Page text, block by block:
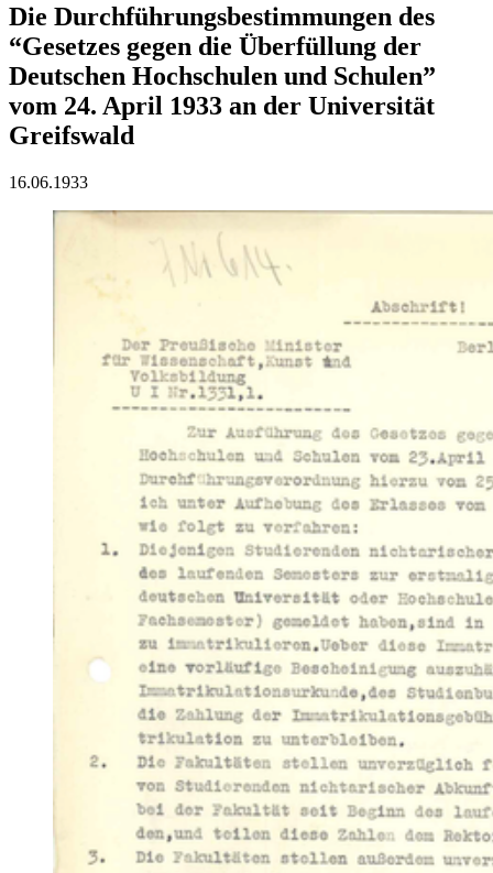
Die Durchführungsbestimmungen des
“Gesetzes gegen die Überfüllung der
Deutschen Hochschulen und Schulen”
vom 24. April 1933 an der Universität
Greifswald
16.06.1933